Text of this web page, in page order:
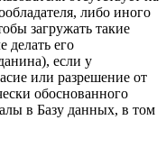
либо иного
загружать такие
делать его
если у
или разрешение от
обоснованного
в Базу данных, в том